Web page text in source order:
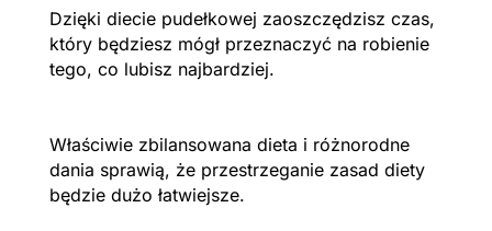
Dzięki diecie pudełkowej zaoszczędzisz czas,
który będziesz mógł przeznaczyć na robienie
tego, co lubisz najbardziej.
Właściwie zbilansowana dieta i różnorodne
dania sprawią, że przestrzeganie zasad diety
będzie dużo łatwiejsze.